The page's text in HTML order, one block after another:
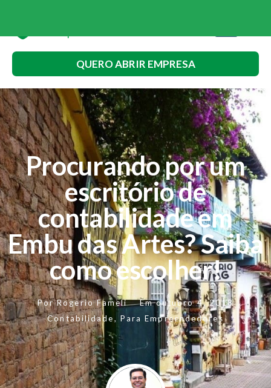
QUERO ABRIR EMPRESA
Procurando por um
escritório de
contabilidade em
Embu das Artes? Saiba
como escolher!
PorRogerio Fameli Em outubro 4, 2018
Contabilidade, Para Empreendedores